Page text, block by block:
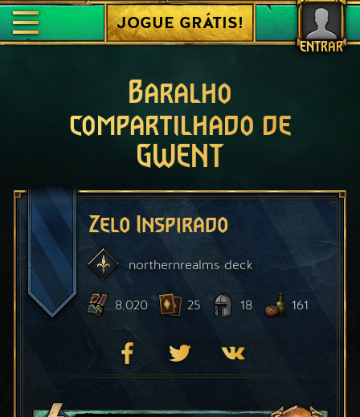
ENTRAR
JOGUE GRÁTIS!
Baralho
compartilhado de
GWENT
Zelo Inspirado
northernrealmsdeck
8.020 25 18 161